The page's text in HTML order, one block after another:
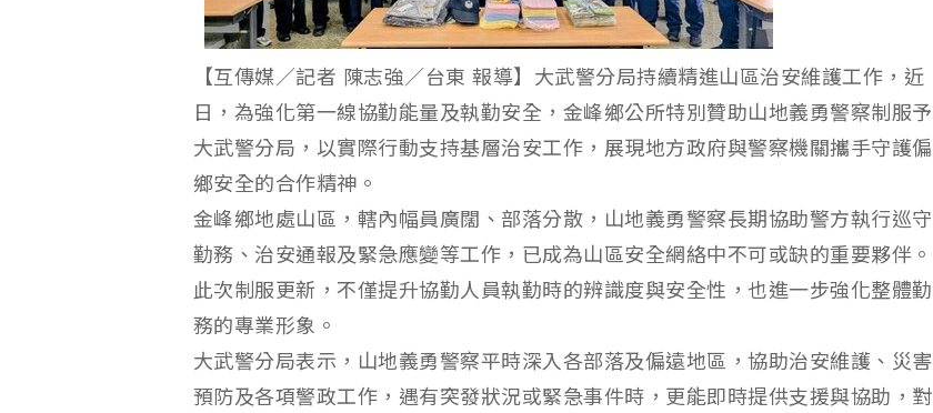
【互傳媒／記者 陳志強／台東 報導】大武警分局持續精進山區治安維護工作，近
日，為強化第一線協勤能量及執勤安全，金峰鄉公所特別贊助山地義勇警察制服予
大武警分局，以實際行動支持基層治安工作，展現地方政府與警察機關攜手守護偏
鄉安全的合作精神。
金峰鄉地處山區，轄內幅員廣闊、部落分散，山地義勇警察長期協助警方執行巡守
勤務、治安通報及緊急應變等工作，已成為山區安全網絡中不可或缺的重要夥伴。
此次制服更新，不僅提升協勤人員執勤時的辨識度與安全性，也進一步強化整體勤
務的專業形象。
大武警分局表示，山地義勇警察平時深入各部落及偏遠地區，協助治安維護、災害
預防及各項警政工作，遇有突發狀況或緊急事件時，更能即時提供支援與協助，對